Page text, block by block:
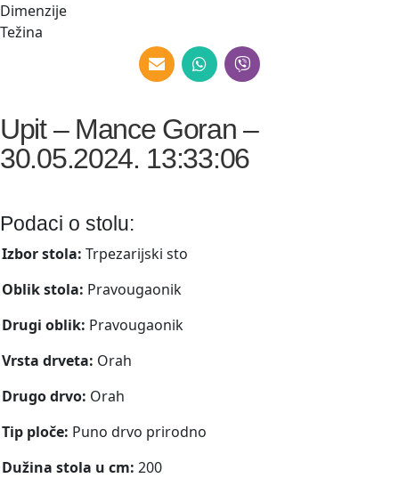
Dimenzije
Težina
Upit – Mance Goran –
30.05.2024. 13:33:06
Podaci o stolu:
Izbor stola: Trpezarijski sto
Oblik stola: Pravougaonik
Drugi oblik: Pravougaonik
Vrsta drveta: Orah
Drugo drvo: Orah
Tip ploče: Puno drvo prirodno
Dužina stola u cm: 200